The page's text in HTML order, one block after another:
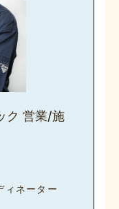
ク 営業/施
ィネーター